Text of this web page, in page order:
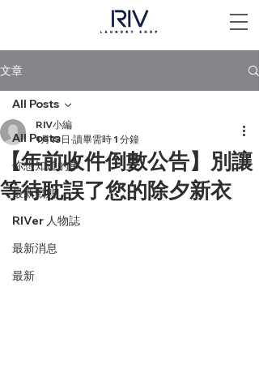
文章
All Posts
你想知道的事
最新動態
RIVer 人物誌
最新消息
最新
All Posts
【年前收件倒數公告】別讓
等待耽誤了您的除夕新衣
RIV小編
1月13日 讀畢需時 1 分鐘